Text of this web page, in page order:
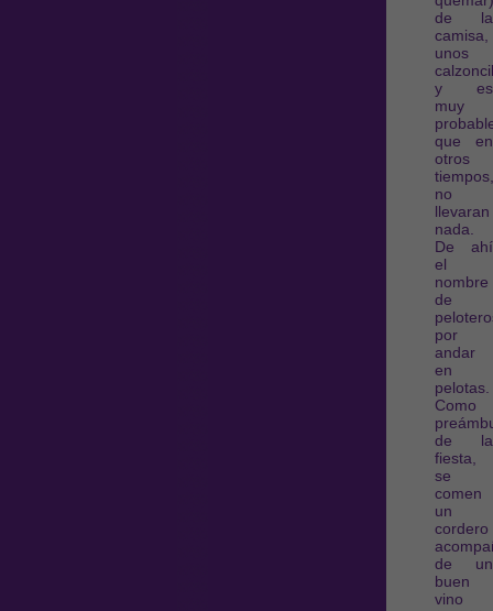
de la
camisa,
unos
y es
muy
que en
otros
tiempos,
no
llevaran
nada.
De ahí
el
nombre
de
por
andar
en
pelotas.
Como
de la
fiesta,
se
comen
un
cordero
de un
buen
vino